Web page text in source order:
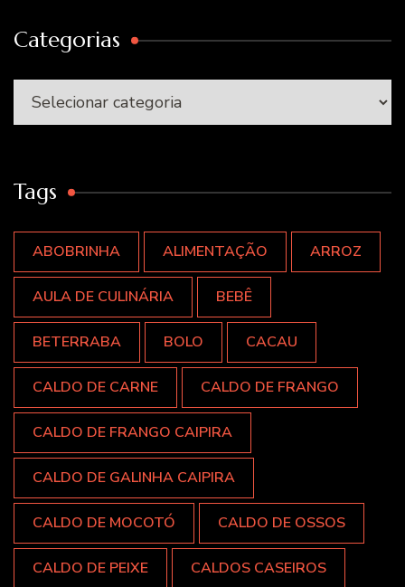
Categorias
Categorias
Tags
ABOBRINHA ALIMENTAÇÃO ARROZ
AULA DE CULINÁRIA BEBÊ
BETERRABA BOLO CACAU
CALDO DE CARNE CALDO DE FRANGO
CALDO DE FRANGO CAIPIRA
CALDO DE GALINHA CAIPIRA
CALDO DE MOCOTÓ CALDO DE OSSOS
CALDO DE PEIXE CALDOS CASEIROS